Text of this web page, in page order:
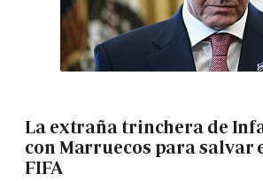
La extraña trinchera de
con Marruecos para salvar
FIFA